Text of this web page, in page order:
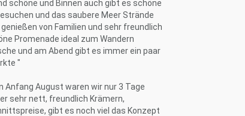
schöne und Binnen auch gibt es schöne
und das saubere Meer Strände
von Familien und sehr freundlich
Promenade ideal zum Wandern
und am Abend gibt es immer ein paar
"
Anfang August waren wir nur 3 Tage
sehr nett, freundlich Krämern,
gibt es noch viel das Konzept